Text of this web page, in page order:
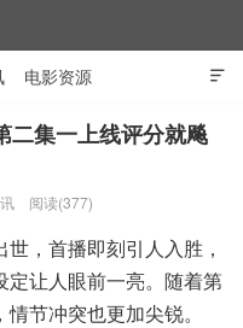

电影资源
二集一上线评分就飚
阅读(377)
世，首播即刻引人入胜，
定让人眼前一亮。随着第
节冲突也更加尖锐。